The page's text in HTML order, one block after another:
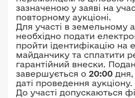
зазначеною у заяві на
повторному аукціоні.
Для участі в земельному
необхідно подати
пройти ідентифікацію на
майданчику та сплатити
гарантійний внески.
завершується о 20:00
даті проведення аукціону.
До участі допускаються